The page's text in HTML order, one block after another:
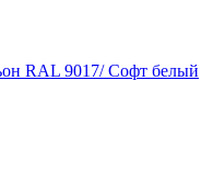
RAL 9017/ Софт белый